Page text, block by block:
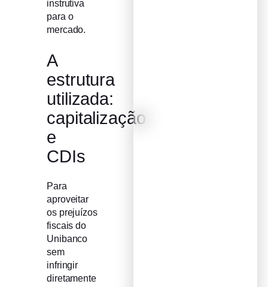
instrutiva
para o
mercado.
A
estrutura
utilizada:
capitalização
e
CDIs
Para
aproveitar
os prejuízos
fiscais do
Unibanco
sem
infringir
diretamente